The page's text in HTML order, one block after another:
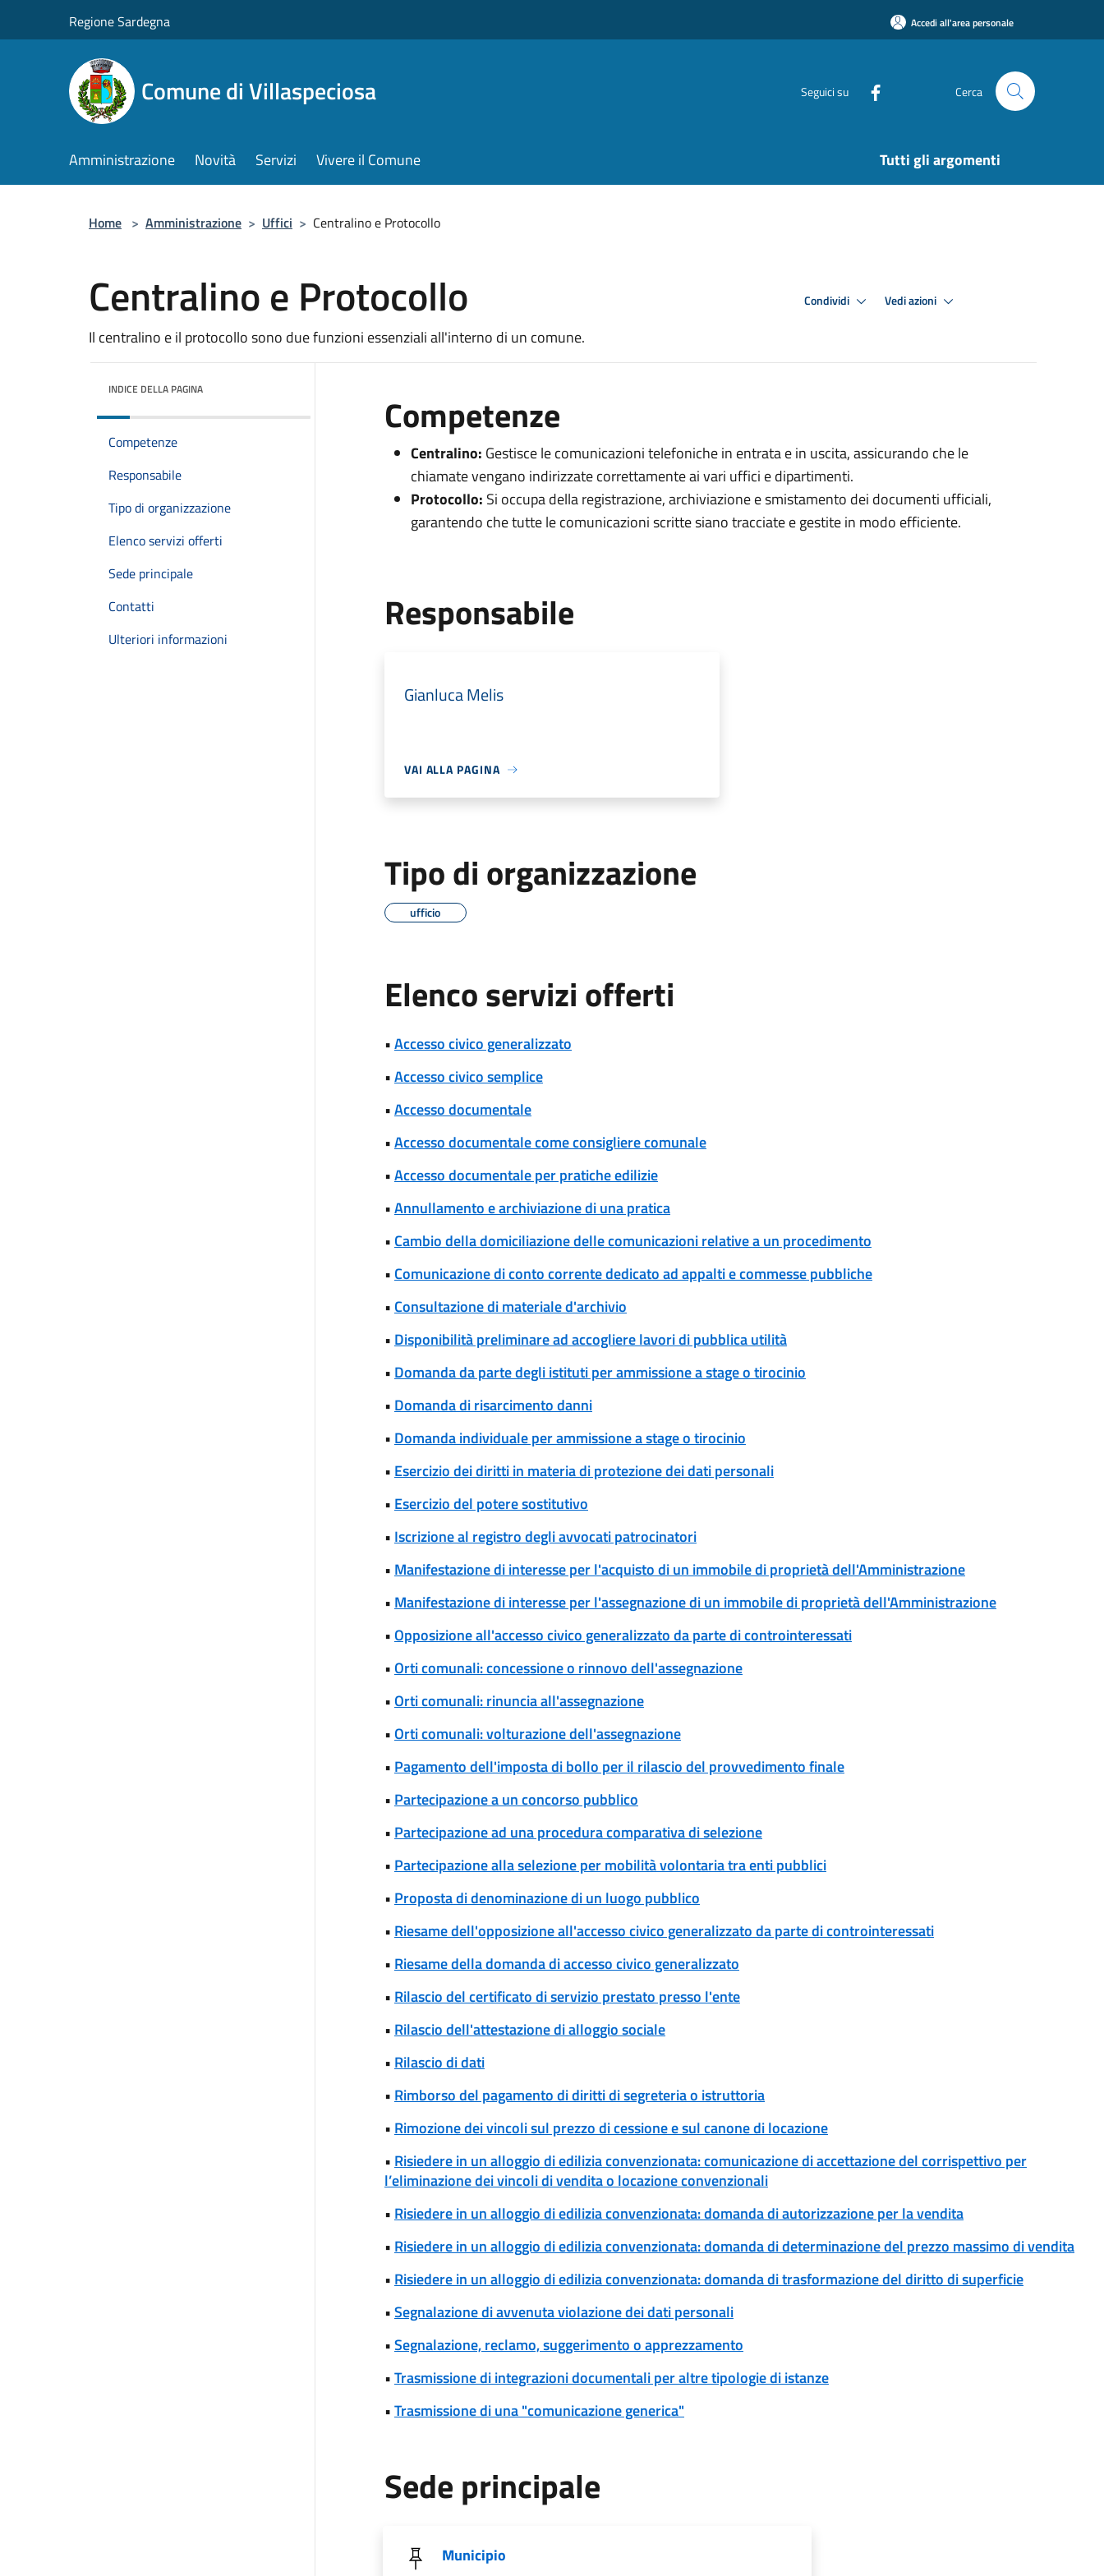
Regione Sardegna Accedi all'area personale
Comune di Villaspeciosa Seguici su Cerca
Amministrazione Novità Servizi Vivere il Comune Tutti gli argomenti
Home > Amministrazione > Uffici > Centralino e Protocollo
Centralino e Protocollo
Il centralino e il protocollo sono due funzioni essenziali all'interno di un comune.
Condividi Vedi azioni
INDICE DELLA PAGINA
Competenze
Responsabile
Tipo di organizzazione
Elenco servizi offerti
Sede principale
Contatti
Ulteriori informazioni
Competenze
Centralino: Gestisce le comunicazioni telefoniche in entrata e in uscita, assicurando che le
chiamate vengano indirizzate correttamente ai vari uffici e dipartimenti.
Protocollo: Si occupa della registrazione, archiviazione e smistamento dei documenti ufficiali,
garantendo che tutte le comunicazioni scritte siano tracciate e gestite in modo efficiente.
Responsabile
Gianluca Melis
VAI ALLA PAGINA
Tipo di organizzazione
ufficio
Elenco servizi offerti
•Accesso civico generalizzato
•Accesso civico semplice
•Accesso documentale
•Accesso documentale come consigliere comunale
•Accesso documentale per pratiche edilizie
•Annullamento e archiviazione di una pratica
• Cambio della domiciliazione delle comunicazioni relative a un procedimento
• Comunicazione di conto corrente dedicato ad appalti e commesse pubbliche
• Consultazione di materiale d'archivio
• Disponibilità preliminare ad accogliere lavori di pubblica utilità
• Domanda da parte degli istituti per ammissione a stage o tirocinio
• Domanda di risarcimento danni
• Domanda individuale per ammissione a stage o tirocinio
• Esercizio dei diritti in materia di protezione dei dati personali
• Esercizio del potere sostitutivo
• Iscrizione al registro degli avvocati patrocinatori
• Manifestazione di interesse per l'acquisto di un immobile di proprietà dell'Amministrazione
• Manifestazione di interesse per l'assegnazione di un immobile di proprietà dell'Amministrazione
•Opposizione all'accesso civico generalizzato da parte di controinteressati
•Orti comunali: concessione o rinnovo dell'assegnazione
•Orti comunali: rinuncia all'assegnazione
•Orti comunali: volturazione dell'assegnazione
• Pagamento dell'imposta di bollo per il rilascio del provvedimento finale
• Partecipazione a un concorso pubblico
• Partecipazione ad una procedura comparativa di selezione
• Partecipazione alla selezione per mobilità volontaria tra enti pubblici
• Proposta di denominazione di un luogo pubblico
• Riesame dell'opposizione all'accesso civico generalizzato da parte di controinteressati
• Riesame della domanda di accesso civico generalizzato
• Rilascio del certificato di servizio prestato presso l'ente
• Rilascio dell'attestazione di alloggio sociale
• Rilascio di dati
• Rimborso del pagamento di diritti di segreteria o istruttoria
• Rimozione dei vincoli sul prezzo di cessione e sul canone di locazione
• Risiedere in un alloggio di edilizia convenzionata: comunicazione di accettazione del corrispettivo per
l’eliminazione dei vincoli di vendita o locazione convenzionali
• Risiedere in un alloggio di edilizia convenzionata: domanda di autorizzazione per la vendita
• Risiedere in un alloggio di edilizia convenzionata: domanda di determinazione del prezzo massimo di vendita
• Risiedere in un alloggio di edilizia convenzionata: domanda di trasformazione del diritto di superficie
•Segnalazione di avvenuta violazione dei dati personali
•Segnalazione, reclamo, suggerimento o apprezzamento
•Trasmissione di integrazioni documentali per altre tipologie di istanze
•Trasmissione di una "comunicazione generica"
Sede principale
Municipio